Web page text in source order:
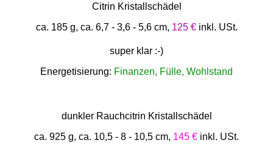
Citrin Kristallschädel
ca. 185 g, ca. 6,7 - 3,6 - 5,6 cm, 125 € inkl. USt.
super klar :-)
Energetisierung: Finanzen, Fülle, Wohlstand
dunkler Rauchcitrin Kristallschädel
ca. 925 g, ca. 10,5 - 8 - 10,5 cm, 145 € inkl. USt.